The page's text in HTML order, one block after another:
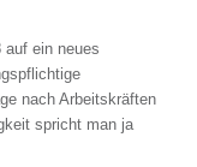
auf ein neues
nach Arbeitskräften
spricht man ja